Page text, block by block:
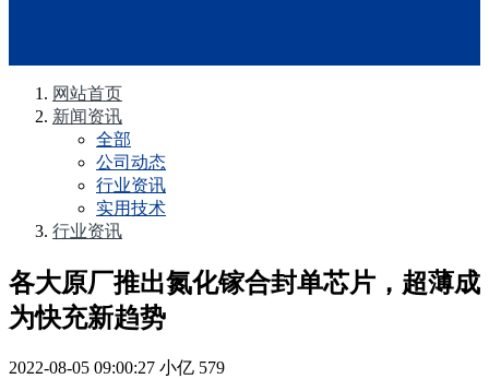
网站首页
新闻资讯
全部
公司动态
行业资讯
实用技术
行业资讯
各大原厂推出氮化镓合封单芯片，超薄成
为快充新趋势
2022-08-05 09:00:27 小亿 579